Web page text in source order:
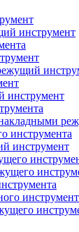
инструмент
инструмент
инструмента
инструмент